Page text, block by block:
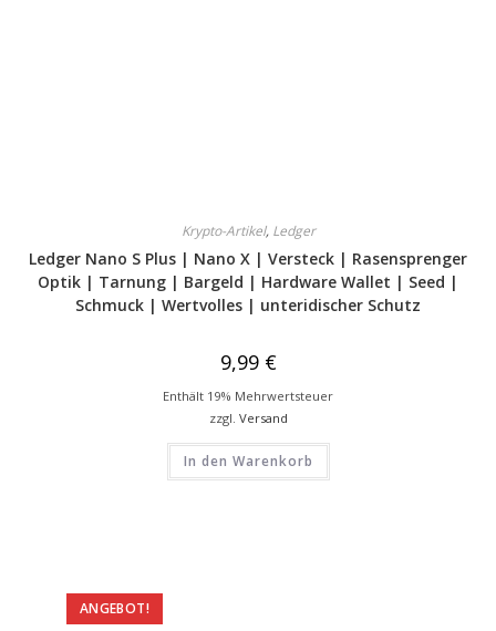
Krypto-Artikel, Ledger
Ledger Nano S Plus | Nano X | Versteck | Rasensprenger
Optik | Tarnung | Bargeld | Hardware Wallet | Seed |
Schmuck | Wertvolles | unteridischer Schutz
9,99 €
Enthält 19% Mehrwertsteuer
zzgl. Versand
In den Warenkorb
ANGEBOT!